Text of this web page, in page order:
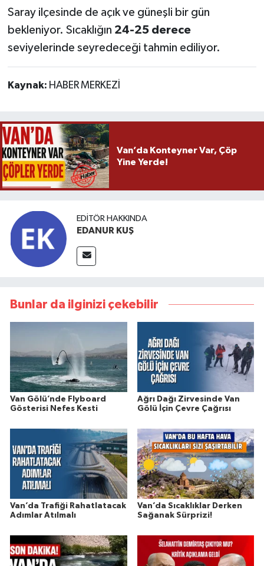
Saray ilçesinde de açık ve güneşli bir gün
bekleniyor. Sıcaklığın 24-25 derece
seviyelerinde seyredeceği tahmin ediliyor.
Kaynak: HABER MERKEZİ
Van’da Konteyner Var, Çöp
Yine Yerde!
EDITÖR HAKKINDA
EDANUR KUŞ
Bunlar da ilginizi çekebilir
Van Gölü’nde Flyboard
Gösterisi Nefes Kesti
Ağrı Dağı Zirvesinde Van
Gölü İçin Çevre Çağrısı
Van’da Trafiği Rahatlatacak
Adımlar Atılmalı
Van’da Sıcaklıklar Derken
Sağanak Sürprizi!